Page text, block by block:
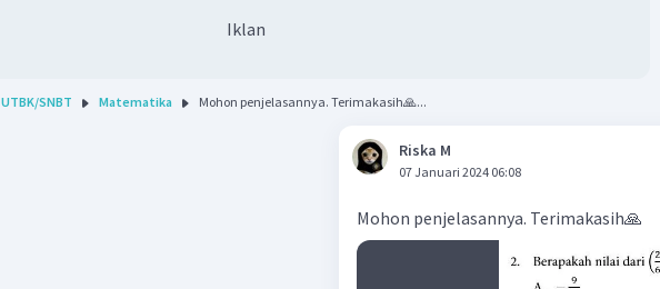
Iklan
UTBK/SNBT Matematika Mohon penjelasannya. Terimakasih🙏...
Riska M
07 Januari 2024 06:08
Mohon penjelasannya. Terimakasih🙏